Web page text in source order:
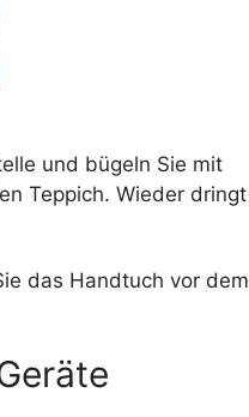
und bügeln Sie mit
Teppich. Wieder dringt
das Handtuch vor dem